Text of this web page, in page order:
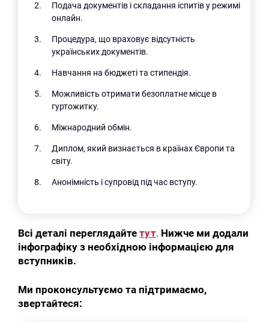
Подача документів і складання іспитів у режимі
онлайн.
Процедура, що враховує відсутність
українських документів.
Навчання на бюджеті та стипендія.
Можливість отримати безоплатне місце в
гуртожитку.
Міжнародний обмін.
Диплом, який визнається в країнах Європи та
світу.
Анонімність і супровід під час вступу.
Всі деталі переглядайтетут. Нижче ми додали
інфографіку з необхідною інформацією для
вступників.
Ми проконсультуємо та підтримаємо,
звертайтеся: